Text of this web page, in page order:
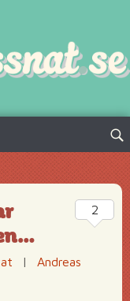
Sök
|
Andreas
2